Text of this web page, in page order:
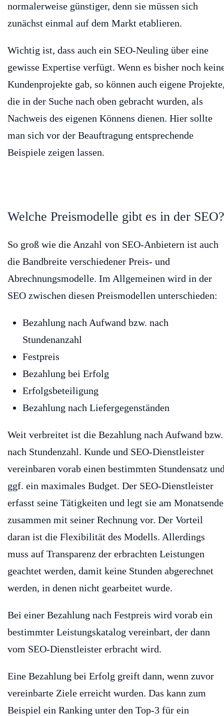
normalerweise günstiger, denn sie müssen sich
zunächst einmal auf dem Markt etablieren.
Wichtig ist, dass auch ein SEO-Neuling über eine
gewisse Expertise verfügt. Wenn es bisher noch
Kundenprojekte gab, so können auch eigene
die in der Suche nach oben gebracht wurden, als
Nachweis des eigenen Könnens dienen. Hier sollte
man sich vor der Beauftragung entsprechende
Beispiele zeigen lassen.
Welche Preismodelle gibt es in der SEO?
So groß wie die Anzahl von SEO-Anbietern ist auch
die Bandbreite verschiedener Preis- und
Abrechnungsmodelle. Im Allgemeinen wird in der
SEO zwischen diesen Preismodellen unterschieden:
Bezahlung nach Aufwand bzw. nach
Stundenanzahl
Festpreis
Bezahlung bei Erfolg
Erfolgsbeteiligung
Bezahlung nach Liefergegenständen
Weit verbreitet ist die Bezahlung nach Aufwand bzw.
nach Stundenzahl. Kunde und SEO-Dienstleister
vereinbaren vorab einen bestimmten Stundensatz
ggf. ein maximales Budget. Der SEO-Dienstleister
erfasst seine Tätigkeiten und legt sie am Monatsende
zusammen mit seiner Rechnung vor. Der Vorteil
daran ist die Flexibilität des Modells. Allerdings
muss auf Transparenz der erbrachten Leistungen
geachtet werden, damit keine Stunden abgerechnet
werden, in denen nicht gearbeitet wurde.
Bei einer Bezahlung nach Festpreis wird vorab ein
bestimmter Leistungskatalog vereinbart, der dann
vom SEO-Dienstleister erbracht wird.
Eine Bezahlung bei Erfolg greift dann, wenn zuvor
vereinbarte Ziele erreicht wurden. Das kann zum
Beispiel ein Ranking unter den Top-3 für ein